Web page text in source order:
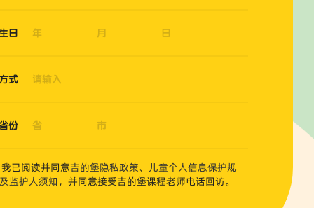
日
式
份
已阅读并同意吉的堡隐私政策、 儿童个人信息保护规
监护人须知 ，并同意接受吉的堡课程老师电话回访。